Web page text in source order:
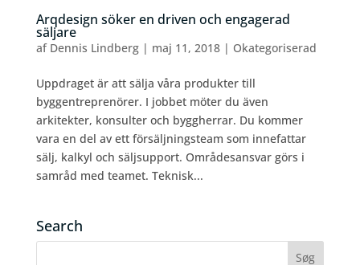
Arqdesign söker en driven och engagerad
säljare
af Dennis Lindberg| maj 11, 2018| Okategoriserad
Uppdraget är att sälja våra produkter till
byggentreprenörer. I jobbet möter du även
arkitekter, konsulter och byggherrar. Du kommer
vara en del av ett försäljningsteam som innefattar
sälj, kalkyl och säljsupport. Områdesansvar görs i
samråd med teamet. Teknisk...
Search